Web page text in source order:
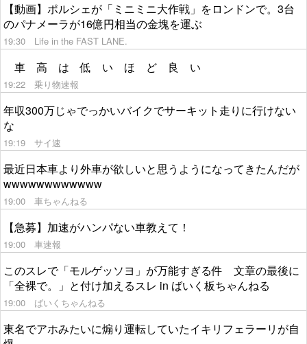
【動画】ポルシェが「ミニミニ大作戦」をロンドンで。3台
のパナメーラが16億円相当の金塊を運ぶ
19:30 Life in the FAST LANE.
車 高 は 低 い ほ ど 良 い
19:22 乗り物速報
年収300万じゃでっかいバイクでサーキット走りに行けない
な
19:19 サイ速
最近日本車より外車が欲しいと思うようになってきたんだが
wwwwwwwwwwww
19:00 車ちゃんねる
【急募】加速がハンパない車教えて！
19:00 車速報
このスレで「モルゲッソヨ」が万能すぎる件 文章の最後に
「全裸で。」と付け加えるスレ in ばいく板ちゃんねる
19:00 ばいくちゃんねる
東名でアホみたいに煽り運転していたイキリフェラーリが自